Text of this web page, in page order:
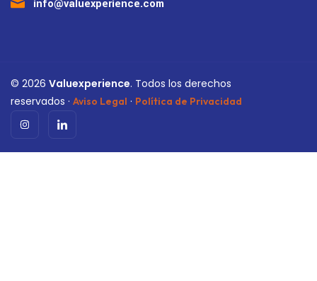
info@valuexperience.com
© 2026 Valuexperience. Todos los derechos
reservados · Aviso Legal · Política de Privacidad